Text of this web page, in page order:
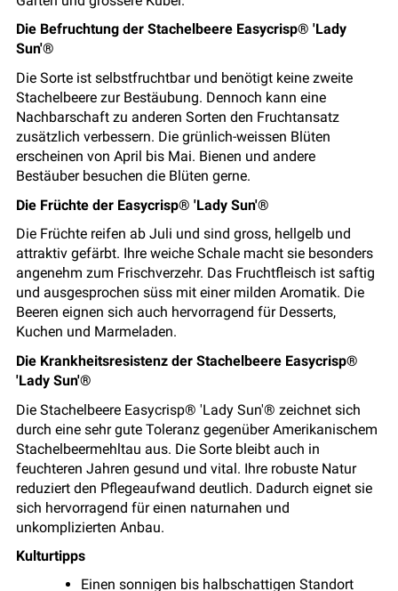
Die Befruchtung der Stachelbeere Easycrisp® 'Lady
Sun'®
Die Sorte ist selbstfruchtbar und benötigt keine zweite
Stachelbeere zur Bestäubung. Dennoch kann eine
Nachbarschaft zu anderen Sorten den Fruchtansatz
zusätzlich verbessern. Die grünlich-weissen Blüten
erscheinen von April bis Mai. Bienen und andere
Bestäuber besuchen die Blüten gerne.
Die Früchte der Easycrisp® 'Lady Sun'®
Die Früchte reifen ab Juli und sind gross, hellgelb und
attraktiv gefärbt. Ihre weiche Schale macht sie besonders
angenehm zum Frischverzehr. Das Fruchtfleisch ist saftig
und ausgesprochen süss mit einer milden Aromatik. Die
Beeren eignen sich auch hervorragend für Desserts,
Kuchen und Marmeladen.
Die Krankheitsresistenz der Stachelbeere Easycrisp®
'Lady Sun'®
Die Stachelbeere Easycrisp® 'Lady Sun'® zeichnet sich
durch eine sehr gute Toleranz gegenüber Amerikanischem
Stachelbeermehltau aus. Die Sorte bleibt auch in
feuchteren Jahren gesund und vital. Ihre robuste Natur
reduziert den Pflegeaufwand deutlich. Dadurch eignet sie
sich hervorragend für einen naturnahen und
unkomplizierten Anbau.
Kulturtipps
Einen sonnigen bis halbschattigen Standort